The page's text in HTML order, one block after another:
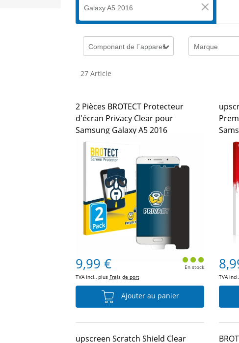
Galaxy A5 2016
Componant de l´appareil Marque
27 Article
2 Pièces BROTECT Protecteur
d'écran Privacy Clear pour
Samsung Galaxy A5 2016
9,99 €
TVA incl., plus Frais de port
En stock
Ajouter au panier
TVA
upscreen Scratch Shield Clear